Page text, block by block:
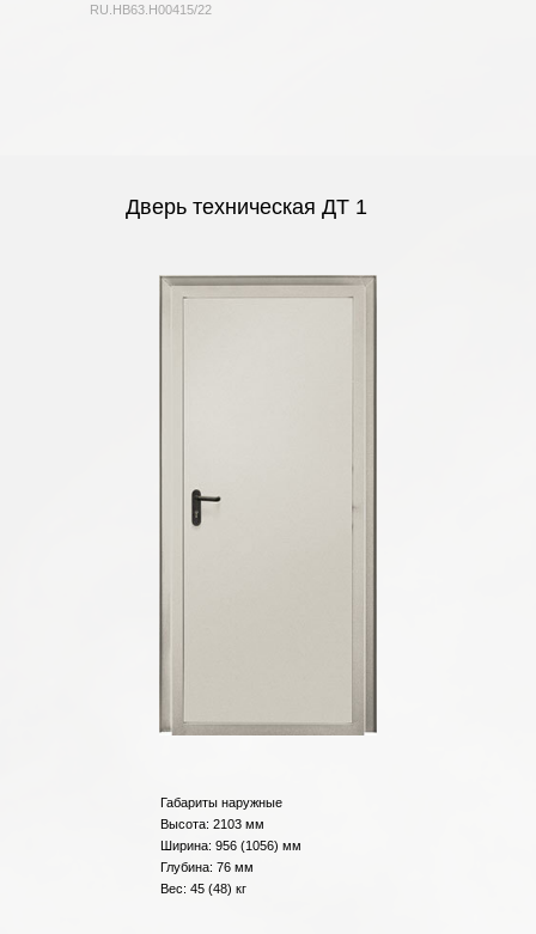
RU.HB63.H00415/22
Дверь техническая ДТ 1
Габариты наружные
Высота: 2103 мм
Ширина: 956 (1056) мм
Глубина: 76 мм
Вес: 45 (48) кг